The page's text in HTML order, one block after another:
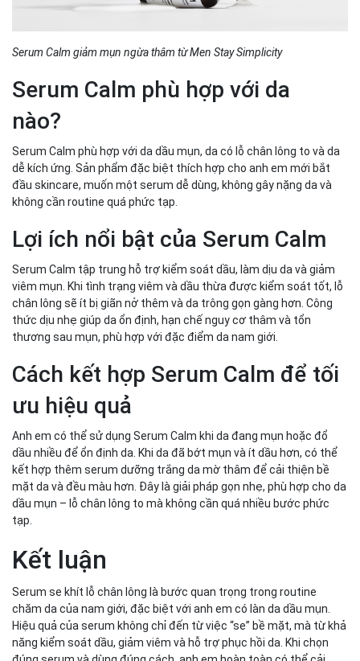
Serum Calm giảm mụn ngừa thâm từ Men Stay Simplicity
Serum Calm phù hợp với da
nào?
Serum Calm phù hợp với da dầu mụn, da có lỗ chân lông to và da
dễ kích ứng. Sản phẩm đặc biệt thích hợp cho anh em mới bắt
đầu skincare, muốn một serum dễ dùng, không gây nặng da và
không cần routine quá phức tạp.
Lợi ích nổi bật của Serum Calm
Serum Calm tập trung hỗ trợ kiểm soát dầu, làm dịu da và giảm
viêm mụn. Khi tình trạng viêm và dầu thừa được kiểm soát tốt, lỗ
chân lông sẽ ít bị giãn nở thêm và da trông gọn gàng hơn. Công
thức dịu nhẹ giúp da ổn định, hạn chế nguy cơ thâm và tổn
thương sau mụn, phù hợp với đặc điểm da nam giới.
Cách kết hợp Serum Calm để tối
ưu hiệu quả
Anh em có thể sử dụng Serum Calm khi da đang mụn hoặc đổ
dầu nhiều để ổn định da. Khi da đã bớt mụn và ít dầu hơn, có thể
kết hợp thêm serum dưỡng trắng da mờ thâm để cải thiện bề
mặt da và đều màu hơn. Đây là giải pháp gọn nhẹ, phù hợp cho da
dầu mụn – lỗ chân lông to mà không cần quá nhiều bước phức
tạp.
Kết luận
Serum se khít lỗ chân lông là bước quan trọng trong routine
chăm da của nam giới, đặc biệt với anh em có làn da dầu mụn.
Hiệu quả của serum không chỉ đến từ việc “se” bề mặt, mà từ khả
năng kiểm soát dầu, giảm viêm và hỗ trợ phục hồi da. Khi chọn